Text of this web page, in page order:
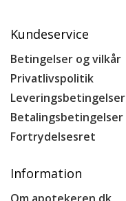
Kundeservice
Betingelser og vilkår
Privatlivspolitik
Leveringsbetingelser
Betalingsbetingelser
Fortrydelsesret
Information